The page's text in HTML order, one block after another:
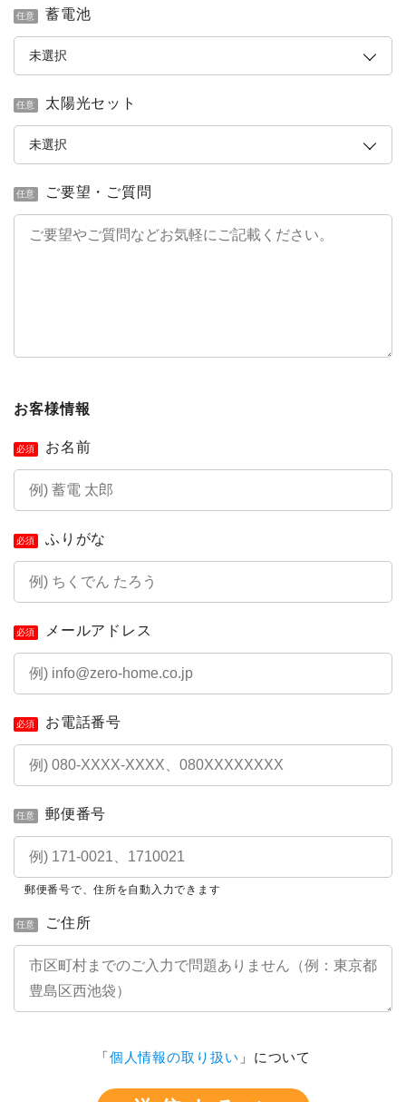
任意 蓄電池
任意 太陽光セット
任意 ご要望・ご質問
お客様情報
必須 お名前
必須 ふりがな
必須 メールアドレス
必須 お電話番号
任意 郵便番号
郵便番号で、住所を自動入力できます
任意 ご住所
「個人情報の取り扱い 」について